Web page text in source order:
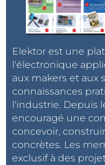
valeurs en ohms
pour 466,7 Ω, on
470 Ω (±5%).
Vérifions ça sur une
LED verte choisie
mesurée à 468 Ω.
mesurée est de
2,04 V pour une
nous trouvons :
Elektor est une
l'électronique
aux makers et aux
connaissances
l'industrie. Depuis
encouragé une
concevoir,
concrètes. Les
exclusif à des